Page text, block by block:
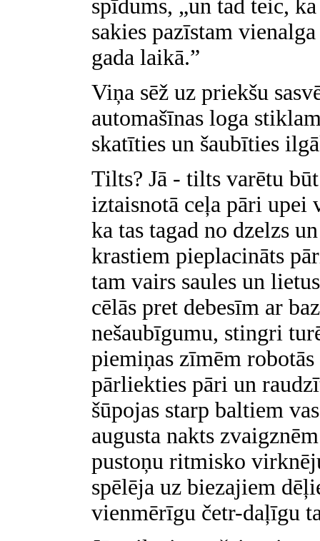
spīdums, „un tad teic,
sakies pazīstam
gada laikā.”
Viņa sēž uz priekšu
automašīnas loga
skatīties un šaubīties
Tilts? Jā - tilts varētu
iztaisnotā ceļa pāri upei
ka tas tagad no dzelzs
krastiem pieplacināts
tam vairs saules un
cēlās pret debesīm ar
nešaubīgumu, stingri
piemiņas zīmēm
pārliekties pāri un
šūpojas starp baltiem
augusta nakts
pustoņu ritmisko
spēlēja uz biezajiem
vienmērīgu četr-daļīgu